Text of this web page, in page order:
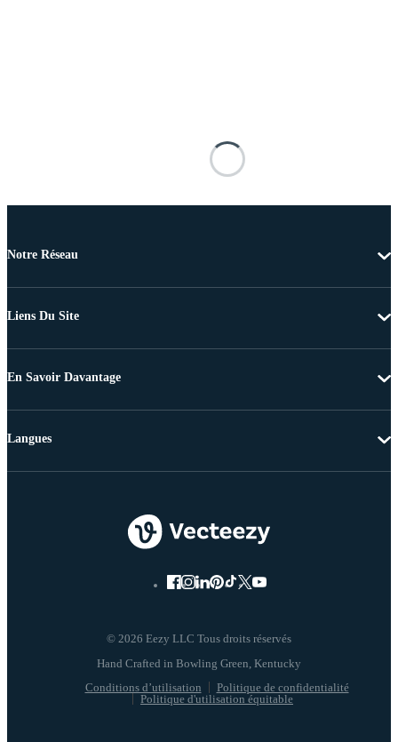
Notre Réseau
Liens Du Site
En Savoir Davantage
© 2026 Eezy LLC Tous droits réservés
Conditions d’utilisation
Politique de confidentialité
Politique d'utilisation équitable
Langues